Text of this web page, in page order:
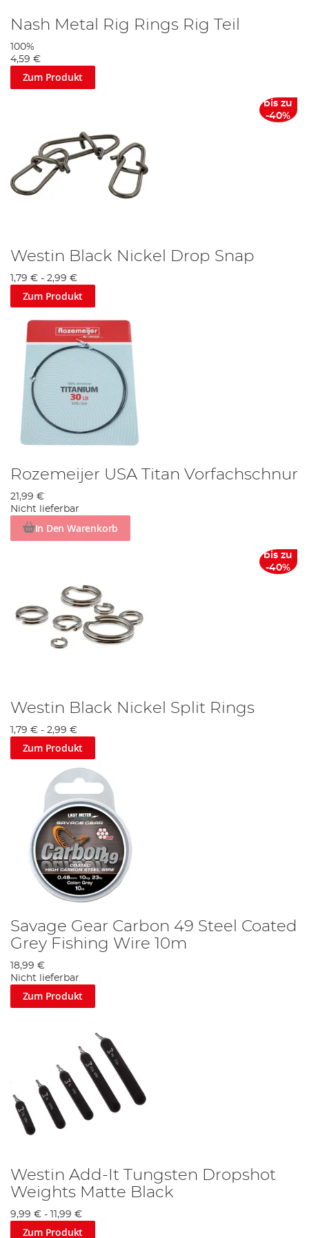
Nash Metal Rig Rings Rig Teil
100%
4,59 €
Zum Produkt
bis zu
-40%
Westin Black Nickel Drop Snap
1,79 € - 2,99 €
Zum Produkt
Rozemeijer USA Titan Vorfachschnur
21,99 €
Nicht lieferbar
In Den Warenkorb
bis zu
-40%
Westin Black Nickel Split Rings
1,79 € - 2,99 €
Zum Produkt
Savage Gear Carbon 49 Steel Coated
Grey Fishing Wire 10m
18,99 €
Nicht lieferbar
Zum Produkt
Westin Add-It Tungsten Dropshot
Weights Matte Black
9,99 € - 11,99 €
Zum Produkt